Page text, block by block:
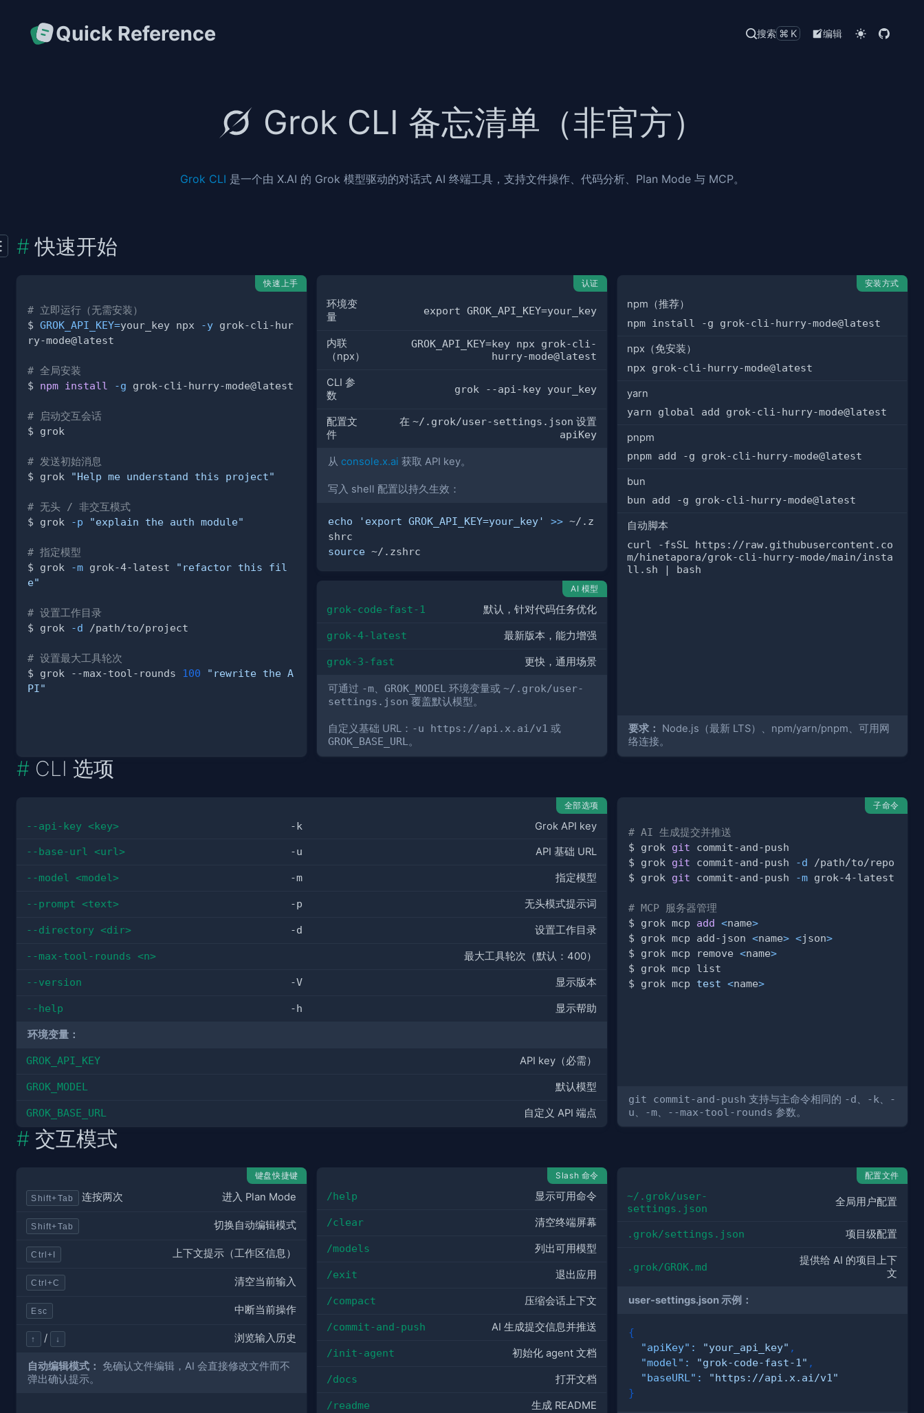
Quick Reference 搜索 ⌘K 编辑
Grok CLI 备忘清单（非官方）
Grok CLI 是一个由 X.AI 的 Grok 模型驱动的对话式 AI 终端工具，支持文件操作、代码分析、Plan Mode 与 MCP。
快速开始
快速上手
# 立即运行（无需安装）
$ GROK_API_KEY=your_key npx -y grok-cli-hur
# 全局安装
$ npm install -g
# 启动交互会话
# 发送初始消息
$ grok
"Help me understand this project"
# 无头 / 非交互模式
$ grok
-p "explain the auth module"
# 指定模型
$ grok
-m grok-4-latest
"refactor this fil
e"
# 设置工作目录
$ grok
-d
# 设置最大工具轮次
$ grok --max-tool-rounds 100
"rewrite the A
PI"
认证
环境变
量
export GROK_API_KEY=your_key
内联
（npx）
GROK_API_KEY=key npx grok-cli-
hurry-mode@latest
CLI 参
数
grok --api-key your_key
配置文
件
在~/.grok/user-settings.json 设置
apiKey
从 console.x.ai 获取 API key。
写入 shell 配置以持久生效：
echo 'export GROK_API_KEY=your_key' >> ~/.z
source
安装方式
npm（推荐）
npm install -g grok-cli-hurry-mode@latest
npx（免安装）
npx grok-cli-hurry-mode@latest
yarn
yarn global add grok-cli-hurry-mode@latest
pnpm
pnpm add -g grok-cli-hurry-mode@latest
bun
bun add -g grok-cli-hurry-mode@latest
自动脚本
curl -fsSL https://raw.githubusercontent.co
m/hinetapora/grok-cli-hurry-mode/main/insta
ll.sh | bash
要求：
Node.js（最新 LTS）、npm/yarn/pnpm、可用网
络连接。
AI 模型
grok-code-fast-1 默认，针对代码任务优化
grok-4-latest 最新版本，能力增强
grok-3-fast 更快，通用场景
可通过 -m 、GROK_MODEL 环境变量或~/.grok/user-
settings.json 覆盖默认模型。
自定义基础 URL： -u https://api.x.ai/v1 或
GROK_BASE_URL 。
CLI 选项
全部选项
--api-key <key> -k Grok API key
--base-url <url> -u API 基础 URL
--model <model> -m 指定模型
--prompt <text> -p 无头模式提示词
--directory <dir> -d 设置工作目录
--max-tool-rounds <n> 最大工具轮次（默认：400）
--version -V 显示版本
--help -h 显示帮助
环境变量：
GROK_API_KEY API key（必需）
GROK_MODEL 默认模型
GROK_BASE_URL 自定义 API 端点
子命令
# AI 生成提交并推送
$ grok git
$ grok git commit-and-push -d
$ grok git commit-and-push -m
# MCP 服务器管理
$ grok mcp add <name>
$ grok mcp add-json <name> <json>
$ grok mcp remove <name>
$ grok mcp test <name>
git commit-and-push 支持与主命令相同的 -d、 -k、
-
u、 -m、 --max-tool-rounds 参数。
交互模式
键盘快捷键
Shift+Tab 连按两次 进入 Plan Mode
Shift+Tab 切换自动编辑模式
Ctrl+I 上下文提示（工作区信息）
Ctrl+C 清空当前输入
Esc 中断当前操作
↑ / ↓ 浏览输入历史
自动编辑模式：
免确认文件编辑，AI 会直接修改文件而不
弹出确认提示。
Slash 命令
/help 显示可用命令
/clear 清空终端屏幕
/models 列出可用模型
/exit 退出应用
/compact 压缩会话上下文
/commit-and-push AI 生成提交信息并推送
/init-agent 初始化 agent 文档
/docs 打开文档
/readme 生成 README
配置文件
~/.grok/user-
settings.json
全局用户配置
.grok/settings.json 项目级配置
.grok/GROK.md
提供给 AI 的项目上下
文
user-settings.json 示例：
{
"apiKey" : "your_api_key" ,
"model" : "grok-code-fast-1" ,
"baseURL" :
"https://api.x.ai/v1"
}